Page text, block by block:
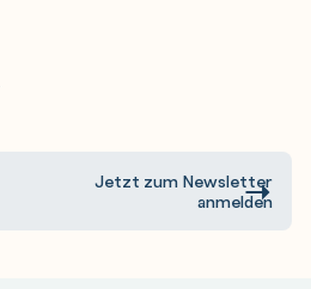
Jetzt zum Newsletter
anmelden